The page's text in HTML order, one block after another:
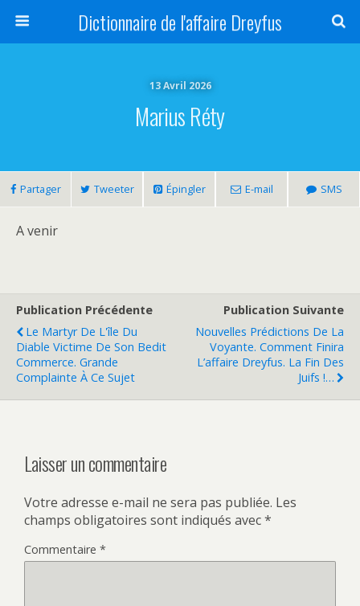
Dictionnaire de l'affaire Dreyfus
13 Avril 2026
Marius Réty
Partager Tweeter Épingler E-mail SMS
A venir
Publication Précédente
Le Martyr De L'île Du
Diable Victime De Son Bedit
Commerce. Grande
Complainte À Ce Sujet
Publication Suivante
Nouvelles Prédictions De La
Voyante. Comment Finira
L’affaire Dreyfus. La Fin Des
Juifs !…
Laisser un commentaire
Votre adresse e-mail ne sera pas publiée. Les
champs obligatoires sont indiqués avec*
Commentaire *